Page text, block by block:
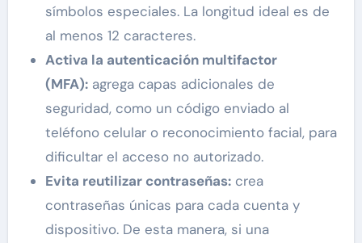
símbolos especiales. La longitud ideal es de
al menos 12 caracteres.
Activa la autenticación multifactor
(MFA):agrega capas adicionales de
seguridad, como un código enviado al
teléfono celular o reconocimiento facial, para
dificultar el acceso no autorizado.
Evita reutilizar contraseñas:crea
contraseñas únicas para cada cuenta y
dispositivo. De esta manera, si una